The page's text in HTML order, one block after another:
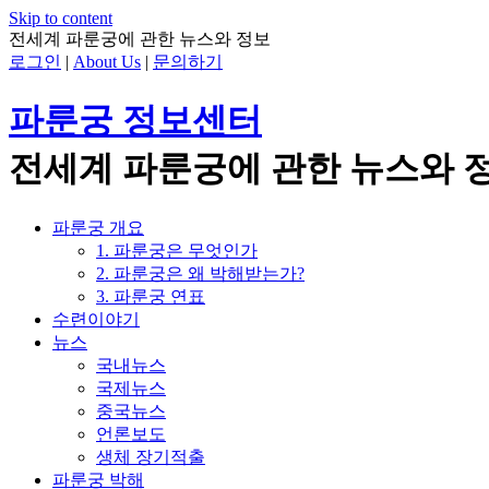
Skip to content
전세계 파룬궁에 관한 뉴스와 정보
로그인 | About Us | 문의하기
파룬궁 정보센터
전세계 파룬궁에 관한 뉴스와
파룬궁 개요
1. 파룬궁은 무엇인가
2. 파룬궁은 왜 박해받는가?
3. 파룬궁 연표
수련이야기
뉴스
국내뉴스
국제뉴스
중국뉴스
언론보도
생체 장기적출
파룬궁 박해